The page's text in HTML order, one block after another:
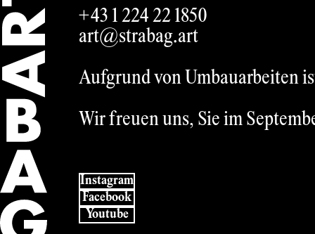
+43 1 224 22 1850
art@strabag.art
Aufgrund von Umbauarbeiten
Wir freuen uns, Sie im
Instagram
Facebook
Youtube